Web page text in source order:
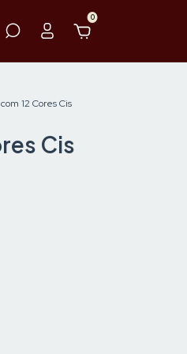
Paramentos
0
12 Cores Cis
Cis